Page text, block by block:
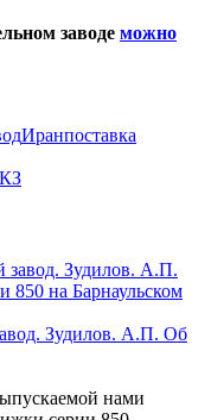
заводе можно
Иранпоставка
Зудилов. А.П. Об
нами